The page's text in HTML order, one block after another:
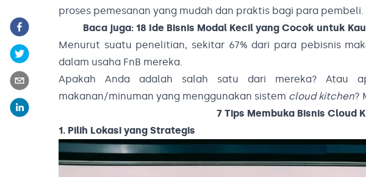
proses pemesanan yang mudah dan praktis bagi para pembeli.
Baca juga: 18 Ide Bisnis Modal Kecil yang Cocok untuk
Menurut suatu penelitian, sekitar 67% dari para pebisnis
dalam usaha FnB mereka.
Apakah Anda adalah salah satu dari mereka? Atau
makanan/minuman yang menggunakan sistem cloud kitchen?
7 Tips Membuka Bisnis Cloud
1. Pilih Lokasi yang Strategis